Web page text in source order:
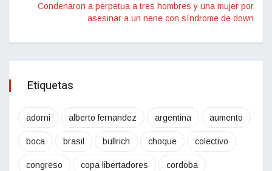
Condenaron a perpetua a tres hombres y una mujer por
asesinar a un nene con síndrome de down
Etiquetas
adorni alberto fernandez argentina aumento
boca brasil bullrich choque colectivo
congreso copa libertadores cordoba